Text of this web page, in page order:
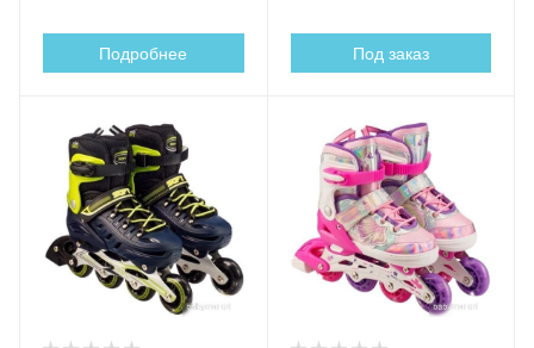
Подробнее Под заказ